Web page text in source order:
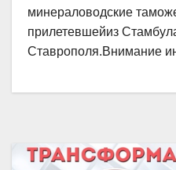
минераловодские
прилетевшейиз
Ставрополя.Внимание